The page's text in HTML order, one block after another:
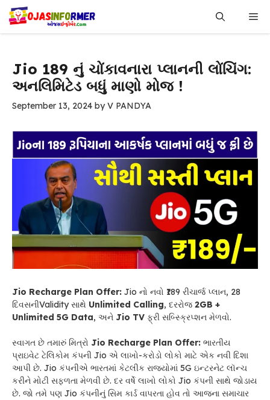
Skip
content
Jio 189 નું ચોંકાવનારા પ્લાનની લોંચિંગ:
અનલિમિટેડ બધું માણો મોજ !
September 13, 2024 byV PANDYA
Jio Recharge Plan Offer: Jio નો નવો ₹189 રીચાર્જ પ્લાન, 28
દિવસનીValidity સાથે Unlimited Calling, દરરોજ 2GB +
Unlimited 5G Data, અને Jio TV ફ્રી સબ્સ્ક્રિપ્શન મેળવો.
સ્વાગત છે તમારું મિત્રો Jio Recharge Plan Offer: ભારતીય
પ્રાઇવેટ ટેલિકોમ કંપની Jio એ લાખો-કરોડો લોકો માટે એક નવી દિશા
આપી છે. Jio કંપનીએ ભારતમાં કેટલીક રાજ્યોમાં 5G ઇન્ટરનેટ લૉન્ચ
કરીને મોટી સફળતા મેળવી છે. દર વર્ષે લાખો લોકો Jio કંપની સાથે જોડાય
છે. જો તમે પણ Jio કંપનીનું સિમ કાર્ડ વાપરતા હોવ તો આજના સમાચાર